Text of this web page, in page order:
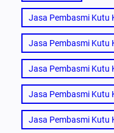
Jasa Pembasmi Kutu
Jasa Pembasmi Kutu
Jasa Pembasmi Kutu
Jasa Pembasmi Kutu
Jasa Pembasmi Kutu